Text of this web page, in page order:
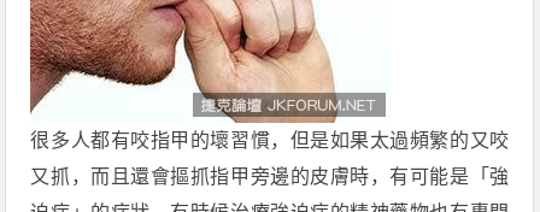
很多人都有咬指甲的壞習慣，但是如果太過頻繁的又咬
又抓，而且還會摳抓指甲旁邊的皮膚時，有可能是「強